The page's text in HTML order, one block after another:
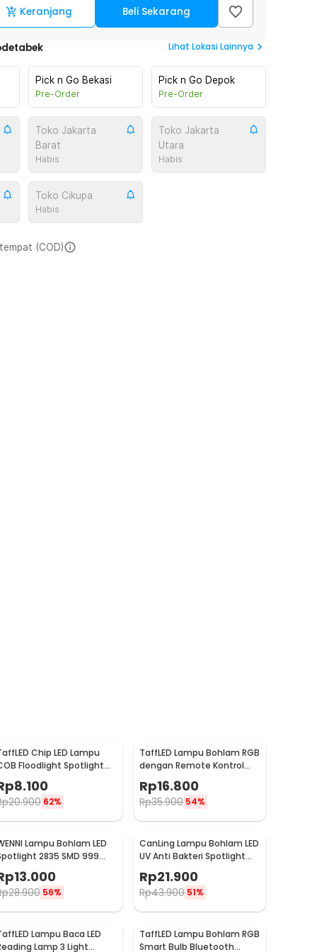
Keranjang Beli Sekarang
Lihat Lokasi Lainnya
Pick n Go Bekasi
Pre-Order
Pick n Go Depok
Pre-Order
Toko Jakarta
Barat
Habis
Toko Jakarta
Utara
Habis
Toko Cikupa
Habis
(COD)
Chip LED Lampu
Floodlight Spotlight
220V Cool White 6000K
- COB4060-AC220-
8.100
20.900 62%
TaffLED Lampu Bohlam RGB
dengan Remote Kontrol
E27 3W - BONDA B2
Rp16.800
Rp35.900 54%
Lampu Bohlam LED
2835 SMD 999
Lumens 180 Degree 9W E27
13.000
28.900 56%
CanLing Lampu Bohlam LED
UV Anti Bakteri Spotlight
F3-01
Rp21.900
Rp43.900 51%
Lampu Baca LED
Lamp 3 Light
TaffLED Lampu Bohlam RGB
Smart Bulb Bluetooth